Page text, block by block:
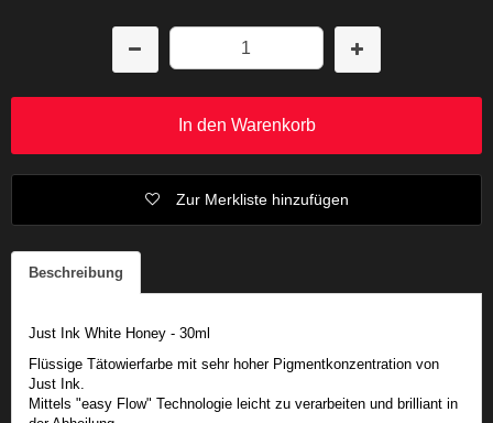
In den Warenkorb
Zur Merkliste hinzufügen
Beschreibung
Just Ink White Honey - 30ml
Flüssige Tätowierfarbe mit sehr hoher Pigmentkonzentration von
Just Ink.
Mittels "easy Flow" Technologie leicht zu verarbeiten und brilliant in